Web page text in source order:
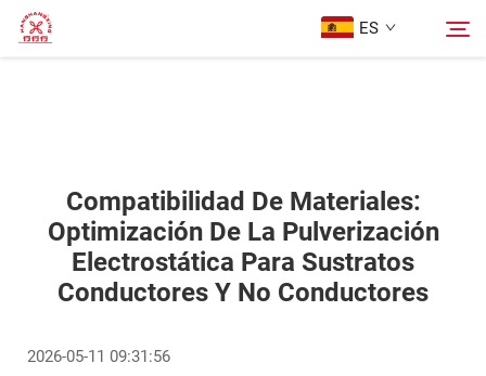
ES
Productos
Sobre Nosotros
Compatibilidad De Materiales:
Optimización De La Pulverización
Electrostática Para Sustratos
Conductores Y No Conductores
2026-05-11 09:31:56